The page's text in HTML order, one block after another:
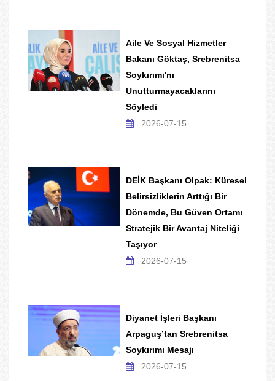
Aile Ve Sosyal Hizmetler
Bakanı Göktaş, Srebrenitsa
Soykırımı'nı
Unutturmayacaklarını
Söyledi
2026-07-15
DEİK Başkanı Olpak: Küresel
Belirsizliklerin Arttığı Bir
Dönemde, Bu Güven Ortamı
Stratejik Bir Avantaj Niteliği
Taşıyor
2026-07-15
Diyanet İşleri Başkanı
Arpaguş’tan Srebrenitsa
Soykırımı Mesajı
2026-07-15